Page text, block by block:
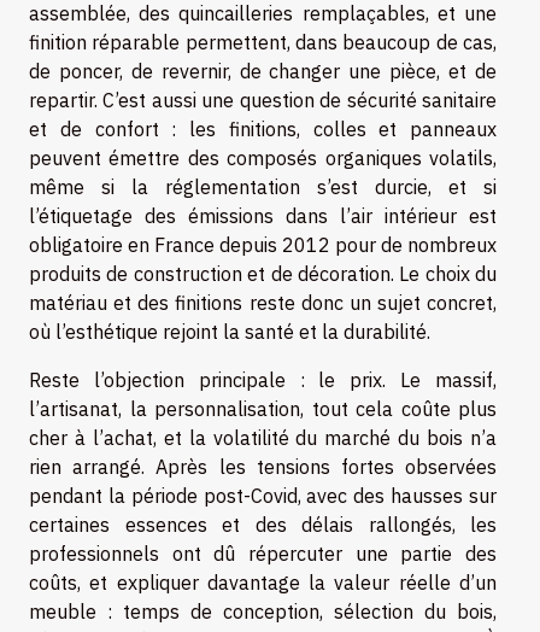
assemblée, des quincailleries remplaçables, et une
finition réparable permettent, dans beaucoup de cas,
de poncer, de revernir, de changer une pièce, et de
repartir. C’est aussi une question de sécurité sanitaire
et de confort : les finitions, colles et panneaux
peuvent émettre des composés organiques volatils,
même si la réglementation s’est durcie, et si
l’étiquetage des émissions dans l’air intérieur est
obligatoire en France depuis 2012 pour de nombreux
produits de construction et de décoration. Le choix du
matériau et des finitions reste donc un sujet concret,
où l’esthétique rejoint la santé et la durabilité.
Reste l’objection principale : le prix. Le massif,
l’artisanat, la personnalisation, tout cela coûte plus
cher à l’achat, et la volatilité du marché du bois n’a
rien arrangé. Après les tensions fortes observées
pendant la période post-Covid, avec des hausses sur
certaines essences et des délais rallongés, les
professionnels ont dû répercuter une partie des
coûts, et expliquer davantage la valeur réelle d’un
meuble : temps de conception, sélection du bois,